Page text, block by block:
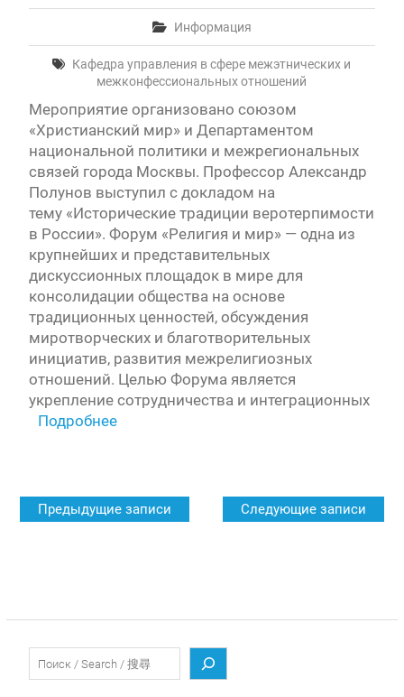
Информация
Кафедра управления в сфере межэтнических и
межконфессиональных отношений
Мероприятие организовано союзом
«Христианский мир» и Департаментом
национальной политики и межрегиональных
связей города Москвы. Профессор Александр
Полунов выступил с докладом на
тему «Исторические традиции веротерпимости
в России». Форум «Религия и мир» — одна из
крупнейших и представительных
дискуссионных площадок в мире для
консолидации общества на основе
традиционных ценностей, обсуждения
миротворческих и благотворительных
инициатив, развития межрелигиозных
отношений. Целью Форума является
укрепление сотрудничества и интеграционных
Подробнее
Навигация
поПредыдущие записи Следующие записи